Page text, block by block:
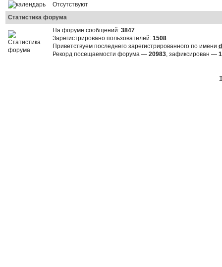
Отсутствуют
Статистика форума
На форуме сообщений: 3847
Зарегистрировано пользователей: 1508
Приветствуем последнего зарегистрированного по имени
Рекорд посещаемости форума — 20983, зафиксирован —